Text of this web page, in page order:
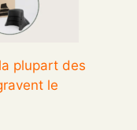
plupart des
le